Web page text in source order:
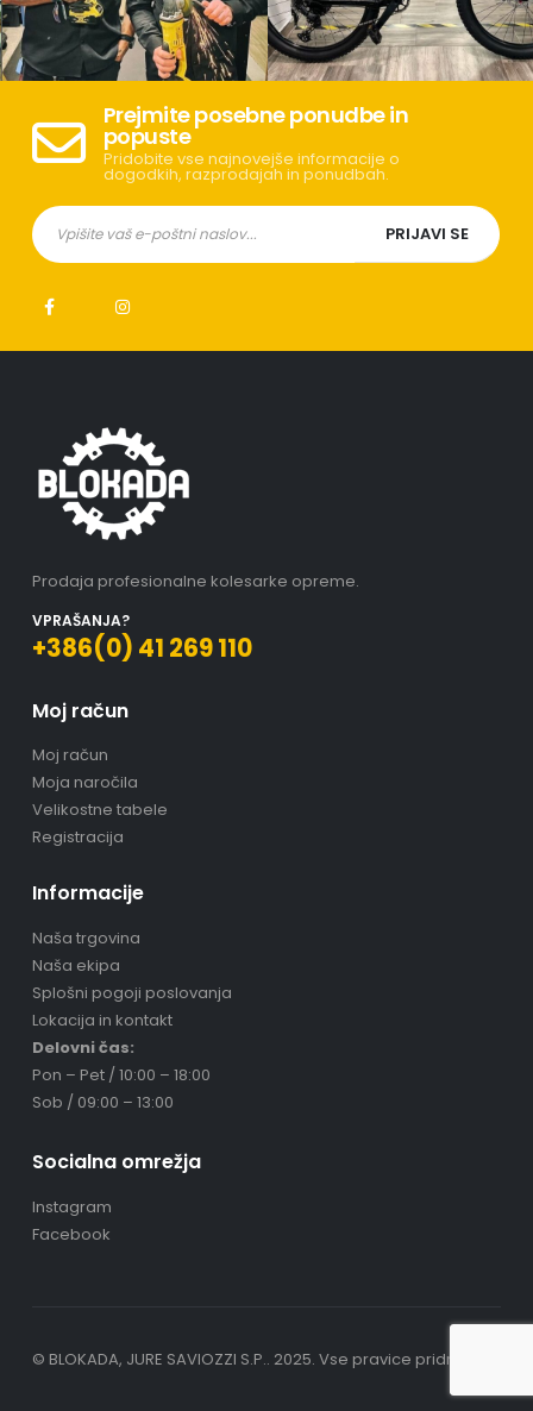
Prejmite posebne ponudbe in
popuste
Pridobite vse najnovejše informacije o
dogodkih, razprodajah in ponudbah.
Prodaja profesionalne kolesarke opreme.
VPRAŠANJA?
+386(0) 41 269 110
Moj račun
Moj račun
Moja naročila
Velikostne tabele
Registracija
Informacije
Naša trgovina
Naša ekipa
Splošni pogoji poslovanja
Lokacija in kontakt
Delovni čas:
Pon – Pet / 10:00 – 18:00
Sob / 09:00 – 13:00
Socialna omrežja
Instagram
Facebook
© BLOKADA, JURE SAVIOZZI S.P.. 2025. Vse pravice pridržane